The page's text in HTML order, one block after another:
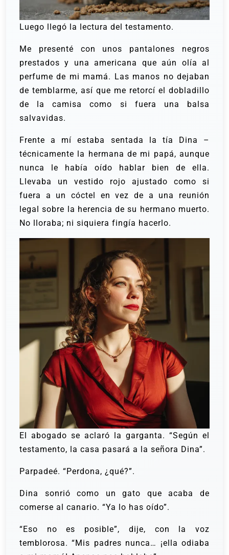
Luego llegó la lectura del testamento.
Me presenté con unos pantalones negros
prestados y una americana que aún olía al
perfume de mi mamá. Las manos no dejaban
de temblarme, así que me retorcí el dobladillo
de la camisa como si fuera una balsa
salvavidas.
Frente a mí estaba sentada la tía Dina –
técnicamente la hermana de mi papá, aunque
nunca le había oído hablar bien de ella.
Llevaba un vestido rojo ajustado como si
fuera a un cóctel en vez de a una reunión
legal sobre la herencia de su hermano muerto.
No lloraba; ni siquiera fingía hacerlo.
El abogado se aclaró la garganta. “Según el
testamento, la casa pasará a la señora Dina”.
Parpadeé. “Perdona, ¿qué?”.
Dina sonrió como un gato que acaba de
comerse al canario. “Ya lo has oído”.
“Eso no es posible”, dije, con la voz
temblorosa. “Mis padres nunca… ¡ella odiaba